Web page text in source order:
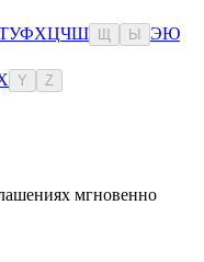
УФХЦЧШ Ы ЭЮ
Y Z
мгновенно